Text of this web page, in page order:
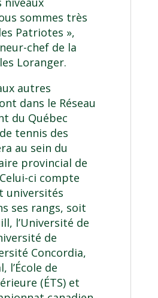
sommes très
Patriotes »,
chef de la
Loranger.
autres
dans le Réseau
du Québec
de tennis des
au sein du
provincial de
ci compte
universités
ses rangs, soit
l’Université de
de
Concordia,
l’École de
(ÉTS) et